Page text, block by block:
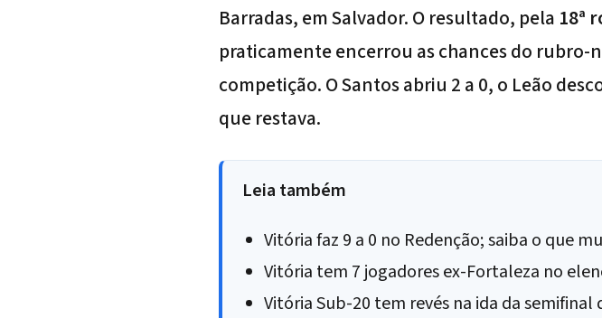
Barradas, em Salvador. O resultado, pela 18ª
praticamente encerrou as chances do rubro-
competição. O Santos abriu 2 a 0, o Leão
que restava.
Leia também
Vitória faz 9 a 0 no Redenção; saiba o que
Vitória tem 7 jogadores ex-Fortaleza no
Vitória Sub-20 tem revés na ida da semifinal